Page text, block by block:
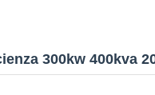
300kw 400kva